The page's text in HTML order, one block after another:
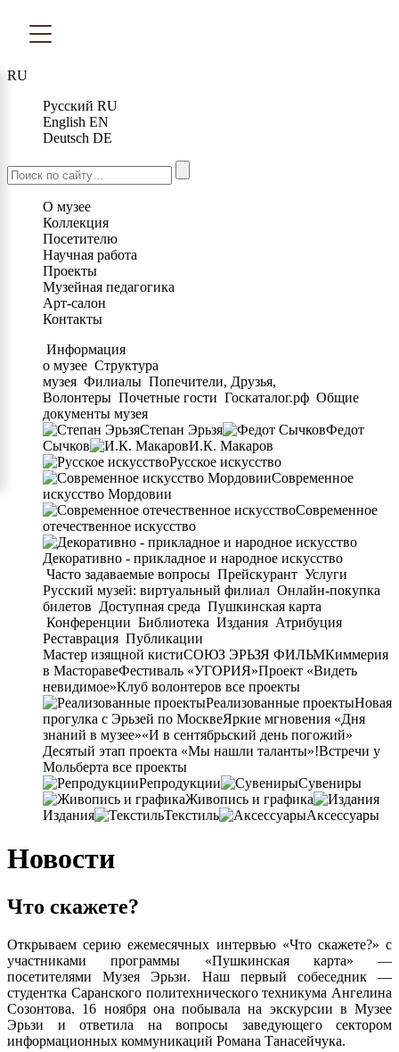
RU
Русский RU
English EN
Deutsch DE
О музее
Коллекция
Посетителю
Научная работа
Проекты
Музейная педагогика
Арт-салон
Контакты
Информация
о музее Структура
музея Филиалы Попечители, Друзья,
Волонтеры Почетные гости Госкаталог.рф Общие
документы музея
Степан Эрьзя
Федот
Сычков
И.К. Макаров
Русское искусство
Современное
искусство Мордовии
Современное
отечественное искусство
Декоративно - прикладное и народное искусство
Часто задаваемые вопросы Прейскурант Услуги
Русский музей: виртуальный филиал Онлайн-покупка
билетов Доступная среда Пушкинская карта
Конференции Библиотека Издания Атрибуция
Реставрация Публикации
Мастер изящной кистиСОЮЗ ЭРЬЗЯ ФИЛЬМКиммерия
в МасторавеФестиваль «УГОРИЯ»Проект «Видеть
невидимое»Клуб волонтеров все проекты
Реализованные проектыНовая
прогулка с Эрьзей по МосквеЯркие мгновения «Дня
знаний в музее»«И в сентябрьский день погожий»
Десятый этап проекта «Мы нашли таланты»!Встречи у
Мольберта все проекты
Репродукции
Сувениры
Живопись и графика
Издания
Текстиль Аксессуары
Новости
Что скажете?
Открываем серию ежемесячных интервью «Что скажете?» с
участниками программы «Пушкинская карта» —
посетителями Музея Эрьзи. Наш первый собеседник —
студентка Саранского политехнического техникума Ангелина
Созонтова. 16 ноября она побывала на экскурсии в Музее
Эрьзи и ответила на вопросы заведующего сектором
информационных коммуникаций Романа Танасейчука.